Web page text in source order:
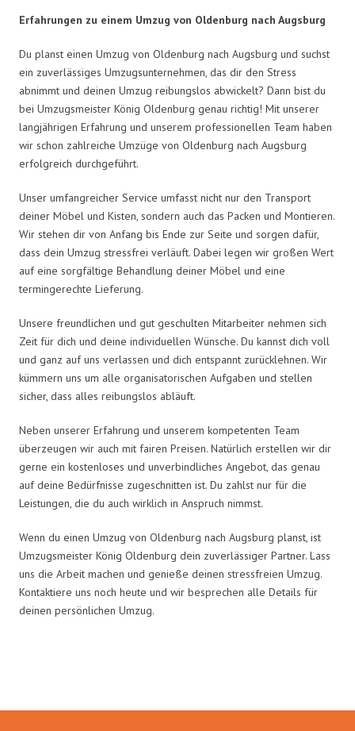
Erfahrungen zu einem Umzug von Oldenburg nach Augsburg
Du planst einen Umzug von Oldenburg nach Augsburg und suchst
ein zuverlässiges Umzugsunternehmen, das dir den Stress
abnimmt und deinen Umzug reibungslos abwickelt? Dann bist du
bei Umzugsmeister König Oldenburg genau richtig! Mit unserer
langjährigen Erfahrung und unserem professionellen Team haben
wir schon zahlreiche Umzüge von Oldenburg nach Augsburg
erfolgreich durchgeführt.
Unser umfangreicher Service umfasst nicht nur den Transport
deiner Möbel und Kisten, sondern auch das Packen und Montieren.
Wir stehen dir von Anfang bis Ende zur Seite und sorgen dafür,
dass dein Umzug stressfrei verläuft. Dabei legen wir großen Wert
auf eine sorgfältige Behandlung deiner Möbel und eine
termingerechte Lieferung.
Unsere freundlichen und gut geschulten Mitarbeiter nehmen sich
Zeit für dich und deine individuellen Wünsche. Du kannst dich voll
und ganz auf uns verlassen und dich entspannt zurücklehnen. Wir
kümmern uns um alle organisatorischen Aufgaben und stellen
sicher, dass alles reibungslos abläuft.
Neben unserer Erfahrung und unserem kompetenten Team
überzeugen wir auch mit fairen Preisen. Natürlich erstellen wir dir
gerne ein kostenloses und unverbindliches Angebot, das genau
auf deine Bedürfnisse zugeschnitten ist. Du zahlst nur für die
Leistungen, die du auch wirklich in Anspruch nimmst.
Wenn du einen Umzug von Oldenburg nach Augsburg planst, ist
Umzugsmeister König Oldenburg dein zuverlässiger Partner. Lass
uns die Arbeit machen und genieße deinen stressfreien Umzug.
Kontaktiere uns noch heute und wir besprechen alle Details für
deinen persönlichen Umzug.